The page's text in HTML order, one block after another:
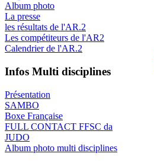
Album photo
La presse
les résultats de l'AR.2
Les compétiteurs de l'AR2
Calendrier de l'AR.2
Infos Multi disciplines
Présentation
SAMBO
Boxe Française
FULL CONTACT FFSC da
JUDO
Album photo multi disciplines